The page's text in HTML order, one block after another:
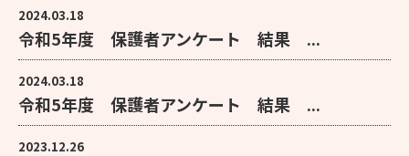
2024.03.18
令和5年度 保護者アンケート 結果 ...
2024.03.18
令和5年度 保護者アンケート 結果 ...
2023.12.26